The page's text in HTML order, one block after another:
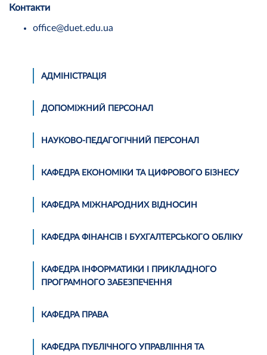
Контакти
office@duet.edu.ua
АДМІНІСТРАЦІЯ
ДОПОМІЖНИЙ ПЕРСОНАЛ
НАУКОВО-ПЕДАГОГІЧНИЙ ПЕРСОНАЛ
КАФЕДРА ЕКОНОМІКИ ТА ЦИФРОВОГО БІЗНЕСУ
КАФЕДРА МІЖНАРОДНИХ ВІДНОСИН
КАФЕДРА ФІНАНСІВ І БУХГАЛТЕРСЬКОГО ОБЛІКУ
КАФЕДРА ІНФОРМАТИКИ І ПРИКЛАДНОГО
ПРОГРАМНОГО ЗАБЕЗПЕЧЕННЯ
КАФЕДРА ПРАВА
КАФЕДРА ПУБЛІЧНОГО УПРАВЛІННЯ ТА